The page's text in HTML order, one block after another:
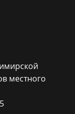
местного